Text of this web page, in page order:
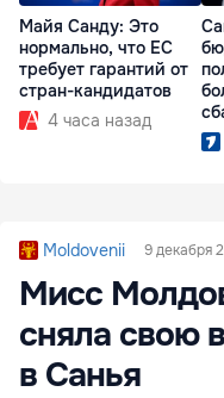
Майя Санду: Это
нормально, что ЕС
требует гарантий от
стран-кандидатов
4 часа назад
Moldovenii 9 декабря
Мисс
сняла свою
в Санья